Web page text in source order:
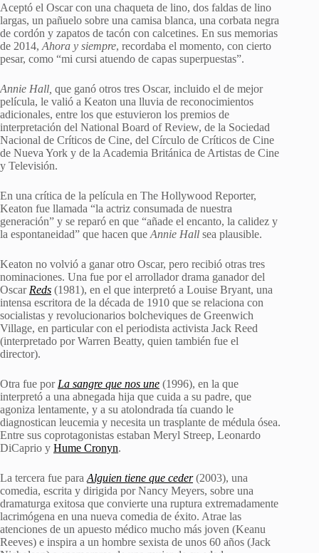
Aceptó el Oscar con una chaqueta de lino, dos faldas de lino
largas, un pañuelo sobre una camisa blanca, una corbata negra
de cordón y zapatos de tacón con calcetines. En sus memorias
de 2014, Ahora y siempre, recordaba el momento, con cierto
pesar, como “mi cursi atuendo de capas superpuestas”.
Annie Hall, que ganó otros tres Oscar, incluido el de mejor
película, le valió a Keaton una lluvia de reconocimientos
adicionales, entre los que estuvieron los premios de
interpretación del National Board of Review, de la Sociedad
Nacional de Críticos de Cine, del Círculo de Críticos de Cine
de Nueva York y de la Academia Británica de Artistas de Cine
y Televisión.
En una crítica de la película en The Hollywood Reporter,
Keaton fue llamada “la actriz consumada de nuestra
generación” y se reparó en que “añade el encanto, la calidez y
la espontaneidad” que hacen que Annie Hall sea plausible.
Keaton no volvió a ganar otro Oscar, pero recibió otras tres
nominaciones. Una fue por el arrollador drama ganador del
Oscar Reds (1981), en el que interpretó a Louise Bryant, una
intensa escritora de la década de 1910 que se relaciona con
socialistas y revolucionarios bolcheviques de Greenwich
Village, en particular con el periodista activista Jack Reed
(interpretado por Warren Beatty, quien también fue el
director).
Otra fue por La sangre que nos une (1996), en la que
interpretó a una abnegada hija que cuida a su padre, que
agoniza lentamente, y a su atolondrada tía cuando le
diagnostican leucemia y necesita un trasplante de médula ósea.
Entre sus coprotagonistas estaban Meryl Streep, Leonardo
DiCaprio y Hume Cronyn.
La tercera fue para Alguien tiene que ceder (2003), una
comedia, escrita y dirigida por Nancy Meyers, sobre una
dramaturga exitosa que convierte una ruptura extremadamente
lacrimógena en una nueva comedia de éxito. Atrae las
atenciones de un apuesto médico mucho más joven (Keanu
Reeves) e inspira a un hombre sexista de unos 60 años (Jack